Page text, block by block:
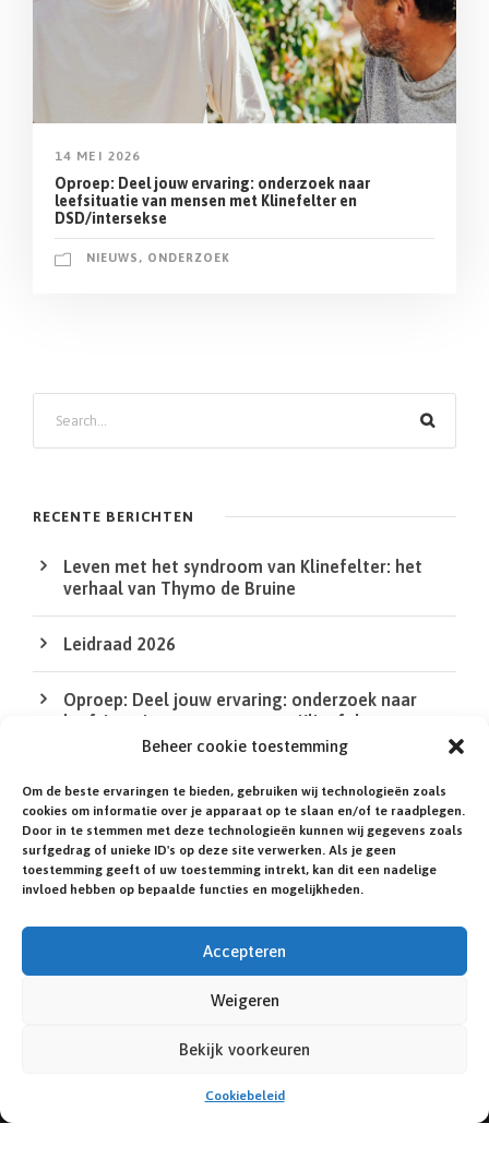
Beheer cookie toestemming
Om de beste ervaringen te bieden, gebruiken wij technologieën zoals
cookies om informatie over je apparaat op te slaan en/of te raadplegen.
Door in te stemmen met deze technologieën kunnen wij gegevens zoals
surfgedrag of unieke ID's op deze site verwerken. Als je geen
toestemming geeft of uw toestemming intrekt, kan dit een nadelige
invloed hebben op bepaalde functies en mogelijkheden.
Accepteren
Weigeren
Bekijk voorkeuren
Cookiebeleid
14 MEI 2026
Oproep: Deel jouw ervaring: onderzoek naar
leefsituatie van mensen met Klinefelter en
DSD/intersekse
NIEUWS , ONDERZOEK
n
RECENTE BERICHTEN
Leven met het syndroom van Klinefelter: het
verhaal van Thymo de Bruine
Leidraad 2026
Oproep: Deel jouw ervaring: onderzoek naar
leefsituatie van mensen met Klinefelter en
DSD/intersekse
De QR Code in de XS bij de agenda werkt niet
Heb jij of een familielid een zeldzame of niet-
gediagnosticeerde aandoening?
ROSA HOEFMAN